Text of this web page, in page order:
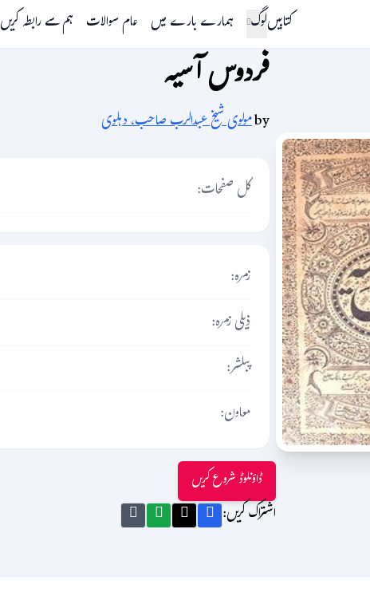
کتابیںلوگ ہمارے بارے میں عام سوالات ہم سے رابطہ کریں
فردوس آسیہ
byمولوی شیخ عبدالرب صاحب، دہلوی
کل صفحات:
زمرہ:
ذیلی زمرہ:
پبلشر:
معاون:
ڈاؤنلوڈ شروع کریں
اشتراک کریں: